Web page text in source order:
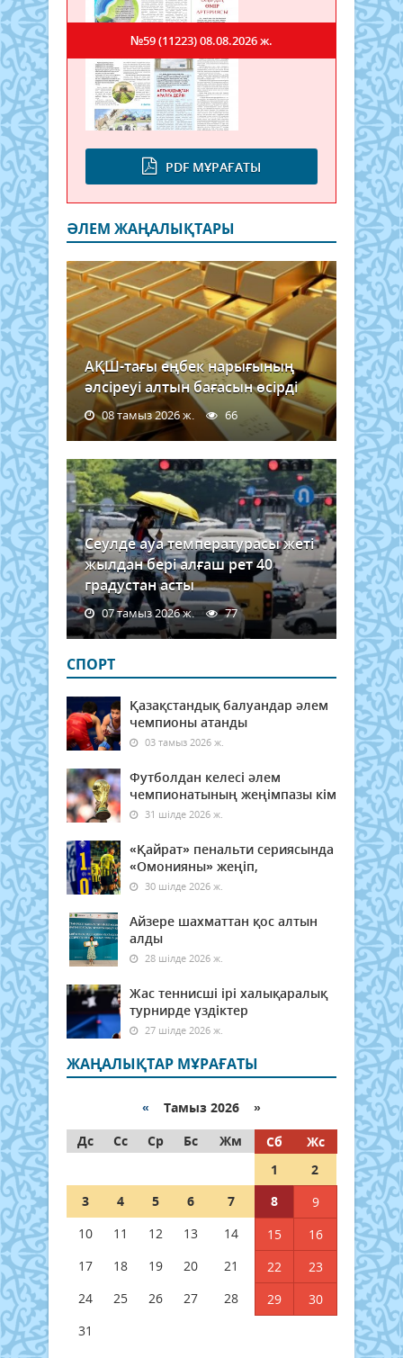
PDF МҰРАҒАТЫ
№59 (11223)08.08.2026 ж.
ӘЛЕМ ЖАҢАЛЫҚТАРЫ
АҚШ-тағы еңбек нарығының
әлсіреуі алтын бағасын өсірді
08 тамыз 2026 ж. 66
Сеулде ауа температурасы жеті
жылдан бері алғаш рет 40
градустан асты
07 тамыз 2026 ж. 77
СПОРТ
Қазақстандық балуандар әлем
чемпионы атанды
03 тамыз 2026 ж.
Футболдан келесі әлем
чемпионатының жеңімпазы кім
31 шілде 2026 ж.
«Қайрат» пенальти сериясында
«Омонияны» жеңіп,
30 шілде 2026 ж.
Айзере шахматтан қос алтын
алды
28 шілде 2026 ж.
Жас теннисші ірі халықаралық
турнирде үздіктер
27 шілде 2026 ж.
ЖАҢАЛЫҚТАР МҰРАҒАТЫ
« Тамыз 2026 »
Дс
Сс Ср Бс Жм Сб
Жс
1
2
3
4 5 6 7 8
9
10
11 12 13 14 15
16
17
18 19 20 21 22
23
24
25 26 27 28 29
30
31